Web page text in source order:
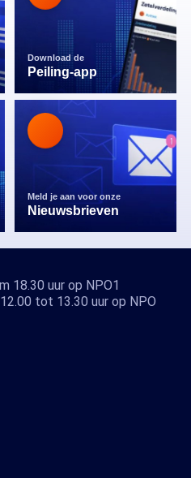
Download de
Peiling-app
Meld je aan voor onze
Nieuwsbrieven
18.30 uur op NPO1
tot 13.30 uur op NPO